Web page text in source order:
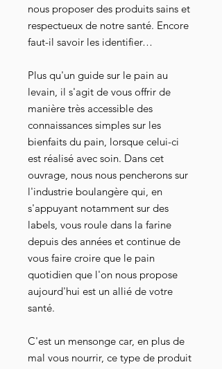
nous proposer des produits sains et
respectueux de notre santé. Encore
faut-il savoir les identifier…
Plus qu'un guide sur le pain au
levain, il s'agit de vous offrir de
manière très accessible des
connaissances simples sur les
bienfaits du pain, lorsque celui-ci
est réalisé avec soin. Dans cet
ouvrage, nous nous pencherons sur
l'industrie boulangère qui, en
s'appuyant notamment sur des
labels, vous roule dans la farine
depuis des années et continue de
vous faire croire que le pain
quotidien que l'on nous propose
aujourd'hui est un allié de votre
santé.
C'est un mensonge car, en plus de
mal vous nourrir, ce type de produit